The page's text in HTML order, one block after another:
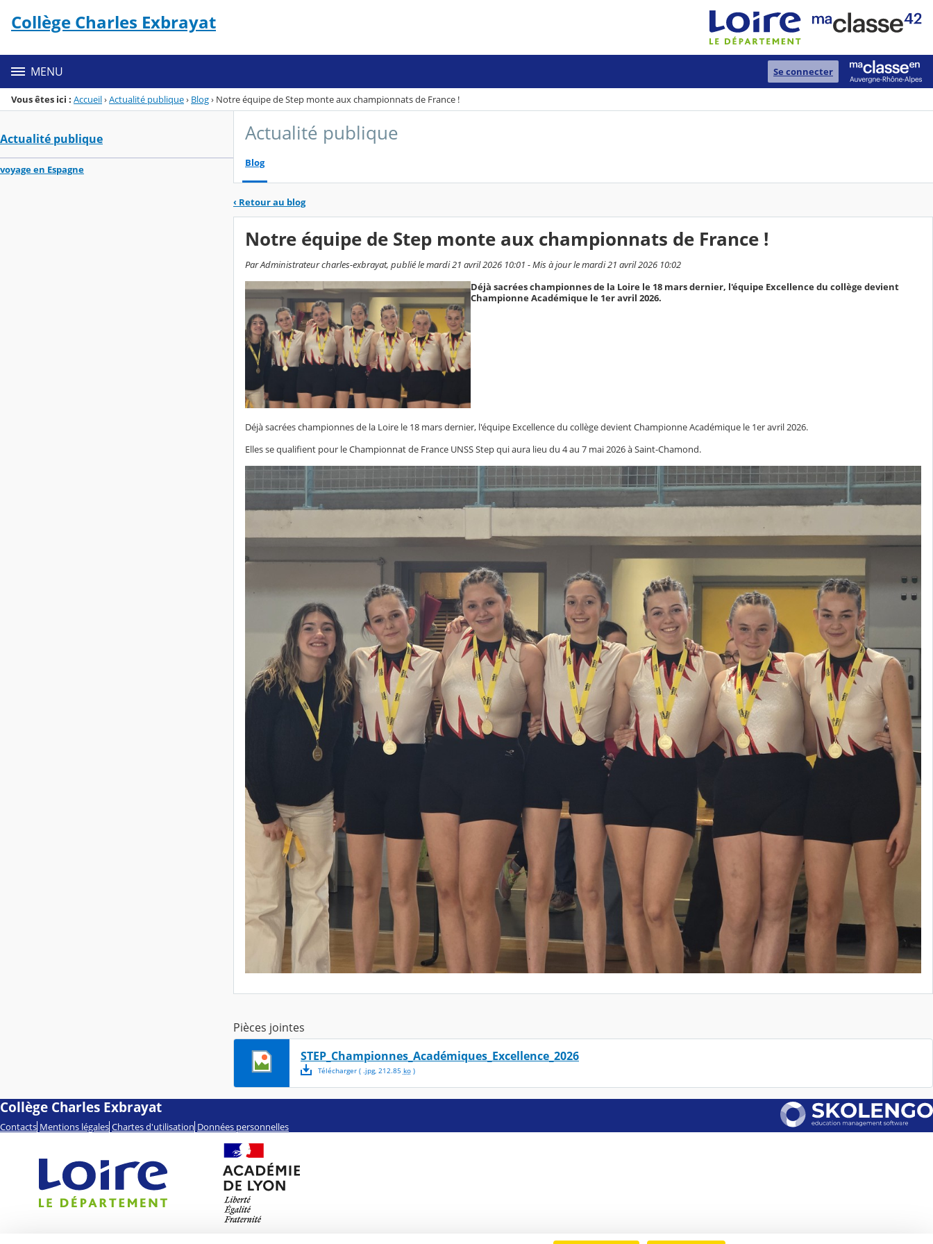
Menu de la rubrique
Contenu
Collège Charles Exbrayat
MENU Se connecter
Vous êtes ici : Accueil›Actualité publique› Blog› Notre équipe de Step monte aux championnats de France !
Actualité publique
voyage en Espagne
Actualité publique
Blog
‹ Retour au blog
Notre équipe de Step monte aux championnats de France !
Par Administrateur charles-exbrayat, publié le mardi 21 avril 2026 10:01 - Mis à jour le mardi 21 avril 2026 10:02
Déjà sacrées championnes de la Loire le 18 mars dernier, l'équipe Excellence du collège devient
Championne Académique le 1er avril 2026.
Déjà sacrées championnes de la Loire le 18 mars dernier, l'équipe Excellence du collège devient Championne Académique le 1er avril 2026.
Elles se qualifient pour le Championnat de France UNSS Step qui aura lieu du 4 au 7 mai 2026 à Saint-Chamond.
Pièces jointes
STEP_Championnes_Académiques_Excellence_2026
Télécharger( .jpg, 212.85 ko)
Collège Charles Exbrayat
Contacts Mentions légales Chartes d'utilisation Données personnelles